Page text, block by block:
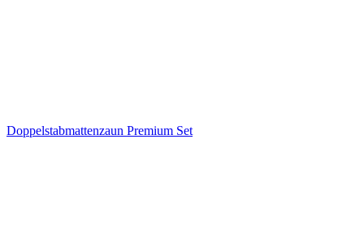
Doppelstabmattenzaun Premium Set